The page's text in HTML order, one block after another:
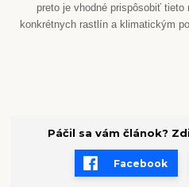
preto je vhodné prispôsobiť tieto
konkrétnych rastlín a klimatickým
Páčil sa vám článok?
Facebook